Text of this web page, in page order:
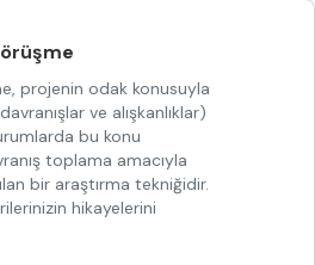
projenin odak konusuyla
ve alışkanlıklar)
bu konu
toplama amacıyla
bir araştırma tekniğidir.
hikayelerini